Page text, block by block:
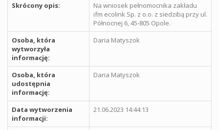
Skrócony opis:
Na wniosek pełnomocnika zakładu
ifm ecolink Sp. z o.o. z siedzibą przy ul.
Północnej 6, 45-805 Opole.
Osoba, która
wytworzyła
informację:
Daria Matyszok
Osoba, która
udostępnia
informację:
Daria Matyszok
Data wytworzenia
informacji:
21.06.2023 14:44:13